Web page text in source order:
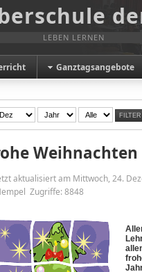
LEBEN LERNEN
Ganztagsangebote
FILTER
Weihnachten
aktualisiert am Mittwoch, 24.
Zugriffe: 8848